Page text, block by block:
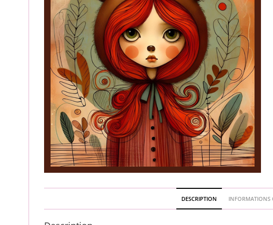
DESCRIPTION INFORMATIONS